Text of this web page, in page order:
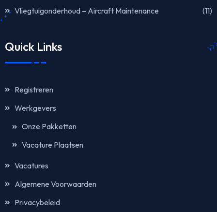
Vliegtuigonderhoud – Aircraft Maintenance
(11)
Quick Links
Registreren
Werkgevers
Onze Pakketten
Vacature Plaatsen
Vacatures
Algemene Voorwaarden
Privacybeleid